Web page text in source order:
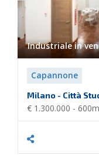
Industriale in
Capannone
Milano - Città
€ 1.300.000 -